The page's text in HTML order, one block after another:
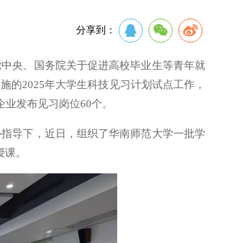
分享到：
央、国务院关于促进高校毕业生等青年就
的2025年大学生科技见习计划试点工作，
发布见习岗位60个。
导下，近日，组织了华南师范大学一批学
。